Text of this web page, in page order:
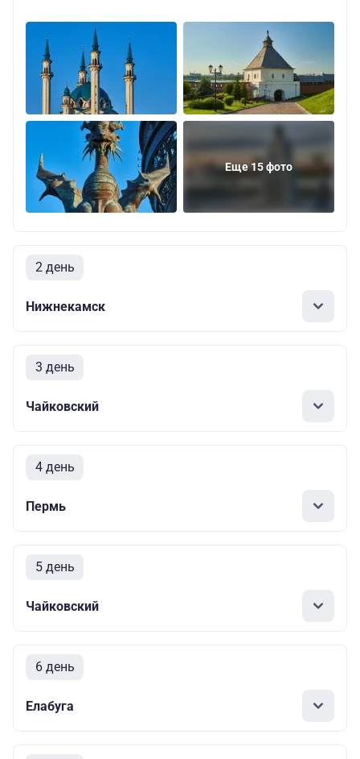
Еще 15 фото
2 день
Нижнекамск
3 день
Чайковский
4 день
Пермь
5 день
Чайковский
6 день
Елабуга